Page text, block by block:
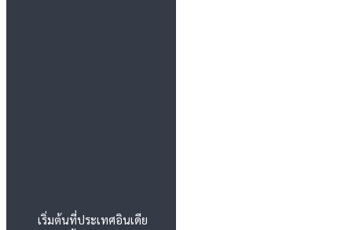
เริ่มต้นที่ประเทศอินเดีย